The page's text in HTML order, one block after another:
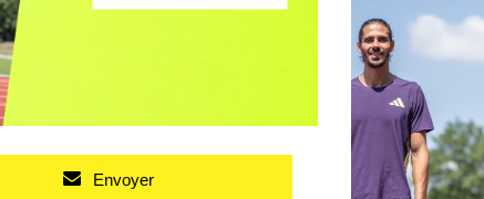
Envoyer